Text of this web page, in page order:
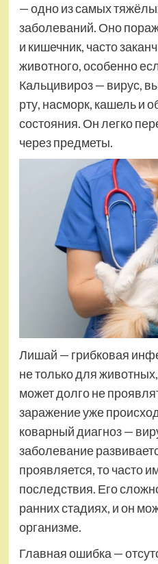
— одно из самых
заболеваний. Оно
и кишечник, часто
животного, особенно
Кальцивироз — вирус,
рту, насморк, кашель и
состояния. Он легко
через предметы.
Лишай — грибковая
не только для
может долго не
заражение уже
коварный диагноз —
заболевание
проявляется, то часто
последствия. Его
ранних стадиях, и он
организме.
Главная ошибка —